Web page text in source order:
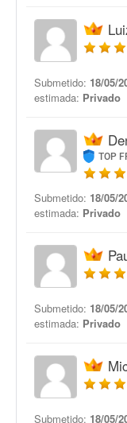
Submetido: 18/05/
estimada: Privado
TOP
Submetido: 18/05/
estimada: Privado
Submetido: 18/05/
estimada: Privado
Submetido: 18/05/